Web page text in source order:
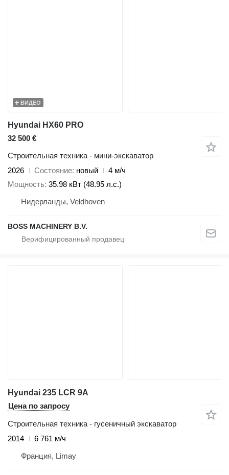
ВИДЕО
Hyundai HX60 PRO
32 500 €
Строительная техника - мини-экскаватор
2026
Состояние новый
4 м/ч
Мощность 35.98 кВт (48.95 л.с.)
Нидерланды, Veldhoven
BOSS MACHINERY B.V.
Hyundai 235 LCR 9A
Цена по запросу
Строительная техника - гусеничный экскаватор
2014
6 761 м/ч
Франция, Limay